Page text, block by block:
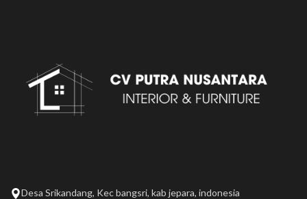
Desa Srikandang, Kec bangsri, kab jepara, indonesia